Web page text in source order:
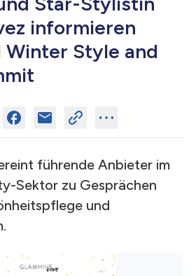
informieren
Style and
führende Anbieter im
Sektor zu Gesprächen
und